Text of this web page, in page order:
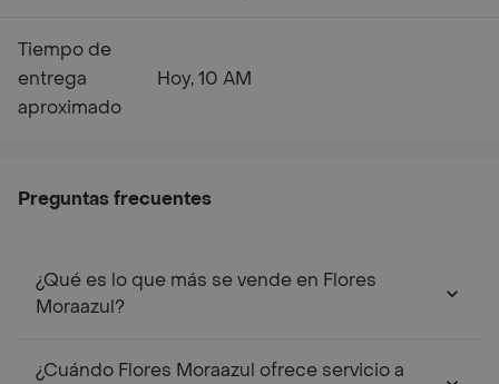
Tiempo de
entrega
aproximado
Hoy, 10 AM
Preguntas frecuentes
¿Qué es lo que más se vende en Flores
Moraazul?
¿Cuándo Flores Moraazul ofrece servicio a